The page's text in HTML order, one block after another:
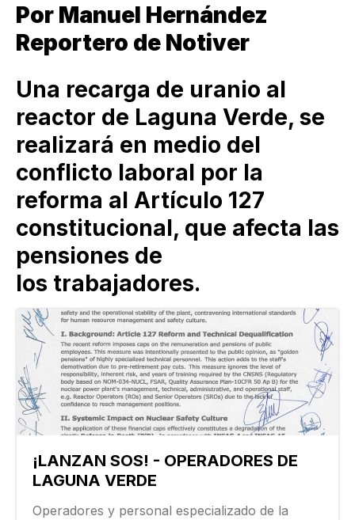
Por Manuel Hernández
Reportero de Notiver
Una recarga de uranio al
reactor de Laguna Verde, se
realizará en medio del
conflicto laboral por la
reforma al Artículo 127
constitucional, que afecta las
pensiones de
los trabajadores.
¡LANZAN SOS! - OPERADORES DE
LAGUNA VERDE
Operadores y personal especializado de la